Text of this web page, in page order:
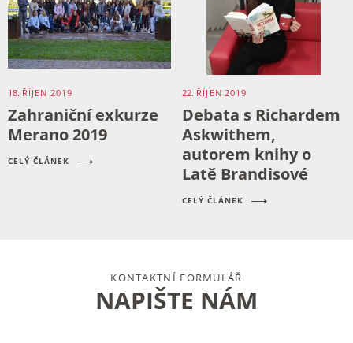
18. ŘÍJEN 2019
Zahraniční exkurze
Merano 2019
CELÝ ČLÁNEK
22. ŘÍJEN 2019
Debata s Richardem
Askwithem,
autorem knihy o
Latě Brandisové
CELÝ ČLÁNEK
NAPIŠTE NÁM
KONTAKTNÍ FORMULÁŘ